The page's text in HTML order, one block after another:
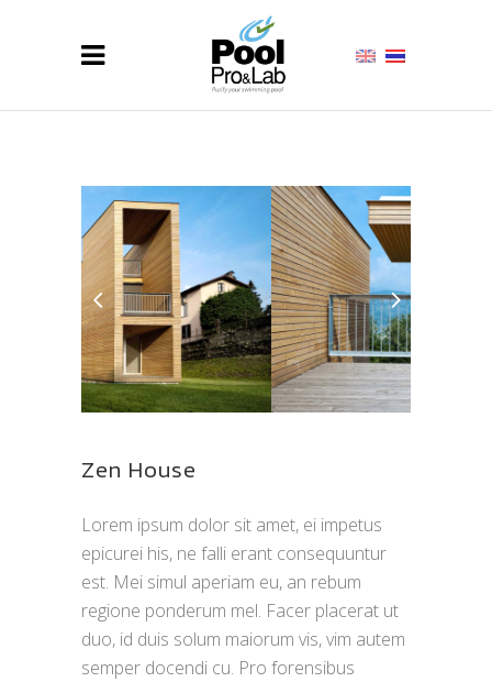
Zen House
Lorem ipsum dolor sit amet, ei impetus
epicurei his, ne falli erant consequuntur
est. Mei simul aperiam eu, an rebum
regione ponderum mel. Facer placerat ut
duo, id duis solum maiorum vis, vim autem
semper docendi cu. Pro forensibus